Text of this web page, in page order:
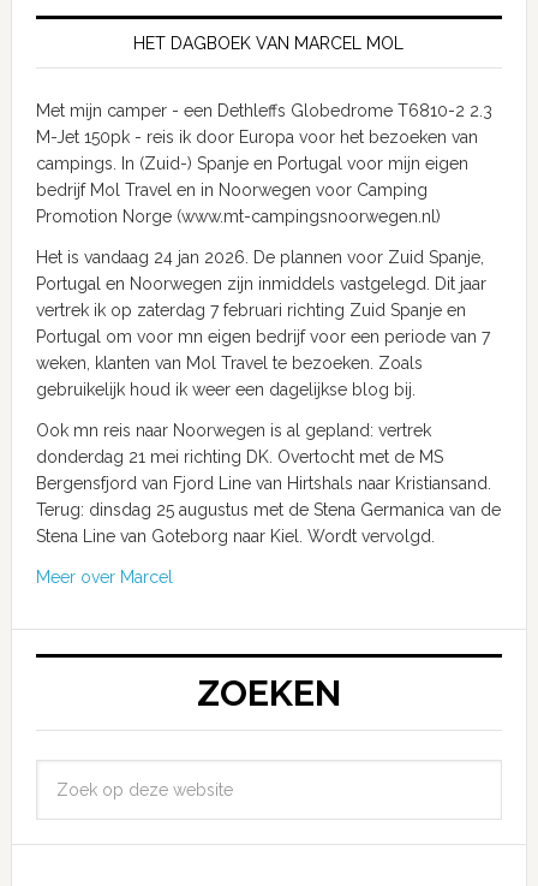
HET DAGBOEK VAN MARCEL MOL
Met mijn camper - een Dethleffs Globedrome T6810-2 2.3
M-Jet 150pk - reis ik door Europa voor het bezoeken van
campings. In (Zuid-) Spanje en Portugal voor mijn eigen
bedrijf Mol Travel en in Noorwegen voor Camping
Promotion Norge (www.mt-campingsnoorwegen.nl)
Het is vandaag 24 jan 2026. De plannen voor Zuid Spanje,
Portugal en Noorwegen zijn inmiddels vastgelegd. Dit jaar
vertrek ik op zaterdag 7 februari richting Zuid Spanje en
Portugal om voor mn eigen bedrijf voor een periode van 7
weken, klanten van Mol Travel te bezoeken. Zoals
gebruikelijk houd ik weer een dagelijkse blog bij.
Ook mn reis naar Noorwegen is al gepland: vertrek
donderdag 21 mei richting DK. Overtocht met de MS
Bergensfjord van Fjord Line van Hirtshals naar Kristiansand.
Terug: dinsdag 25 augustus met de Stena Germanica van de
Stena Line van Goteborg naar Kiel. Wordt vervolgd.
Meer over Marcel
ZOEKEN